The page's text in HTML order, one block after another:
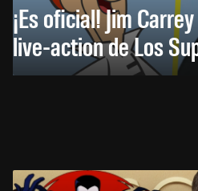
¡Es oficial! Jim
live-action de Los